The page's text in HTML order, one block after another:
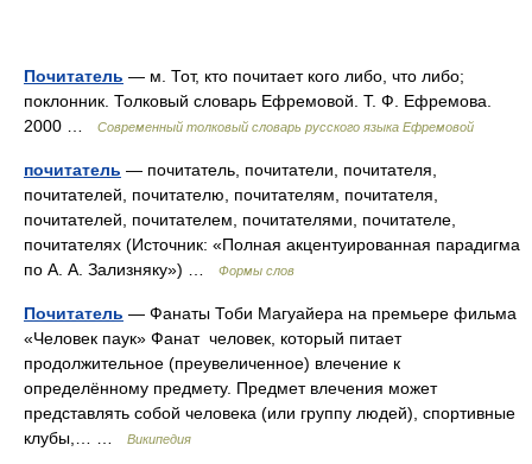
Почитатель — м. Тот, кто почитает кого либо, что либо;
поклонник. Толковый словарь Ефремовой. Т. Ф. Ефремова.
2000 …
Современный толковый словарь русского языка Ефремовой
почитатель — почитатель, почитатели, почитателя,
почитателей, почитателю, почитателям, почитателя,
почитателей, почитателем, почитателями, почитателе,
почитателях (Источник: «Полная акцентуированная парадигма
по А. А. Зализняку») …
Формы слов
Почитатель — Фанаты Тоби Магуайера на премьере фильма
«Человек паук» Фанат человек, который питает
продолжительное (преувеличенное) влечение к
определённому предмету. Предмет влечения может
представлять собой человека (или группу людей), спортивные
клубы,… …
Википедия